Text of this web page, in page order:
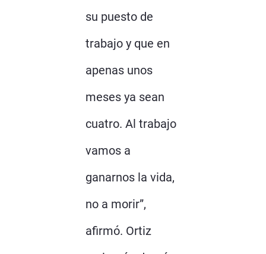
su puesto de
trabajo y que en
apenas unos
meses ya sean
cuatro. Al trabajo
vamos a
ganarnos la vida,
no a morir”,
afirmó. Ortiz